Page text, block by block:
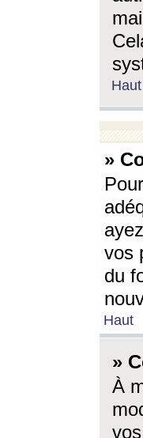
Haut
»
vos
du
Haut
»
À